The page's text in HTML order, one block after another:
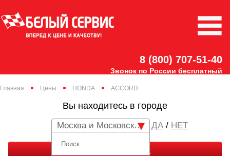
8 (800) 707-51-40
Звонок по России бесплатный
Главная Цены HONDA ACCORD
Вы находитесь в городе
Москва и Московская область
/ НЕТ
ЗАКАЗАТЬ ЗВОНОК